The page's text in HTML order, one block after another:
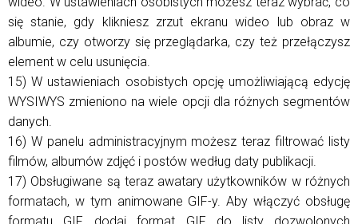
się stanie, gdy klikniesz zrzut ekranu wideo lub obraz w
albumie, czy otworzy się przeglądarka, czy też przełączysz
element w celu usunięcia.
15) W ustawieniach osobistych opcję umożliwiającą edycję
WYSIWYS zmieniono na wiele opcji dla różnych segmentów
danych.
16) W panelu administracyjnym możesz teraz filtrować listy
filmów, albumów zdjęć i postów według daty publikacji.
17) Obsługiwane są teraz awatary użytkowników w różnych
formatach, w tym animowane GIF-y. Aby włączyć obsługę